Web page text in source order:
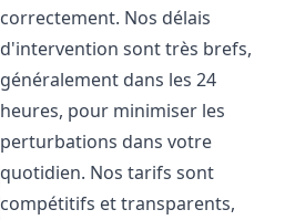
correctement. Nos délais
d'intervention sont très brefs,
généralement dans les 24
heures, pour minimiser les
perturbations dans votre
quotidien. Nos tarifs sont
compétitifs et transparents,